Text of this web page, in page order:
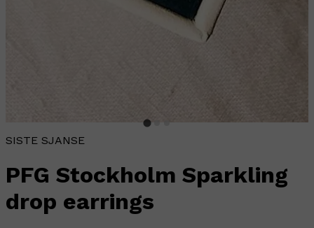
SISTE SJANSE
PFG Stockholm Sparkling
drop earrings